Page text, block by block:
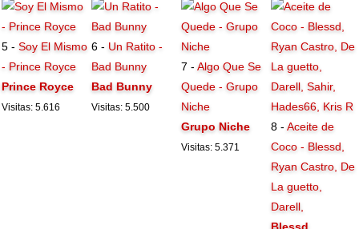
5 -Soy El Mismo
- Prince Royce
Prince Royce
Visitas: 5.616
6 - Un Ratito -
Bad Bunny
Bad Bunny
Visitas: 5.500
7 -Algo Que Se
Quede - Grupo
Niche
Grupo Niche
Visitas: 5.371
8 -Aceite de
Coco - Blessd,
Ryan Castro, De
La guetto,
Darell,